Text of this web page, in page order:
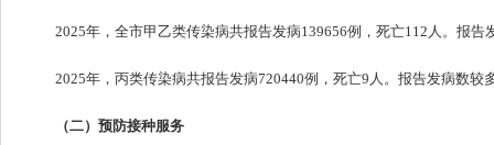
2025年，全市甲乙类传染病共报告发病139656例，死亡112人。报
2025年，丙类传染病共报告发病720440例，死亡9人。报告发病数
（二）预防接种服务